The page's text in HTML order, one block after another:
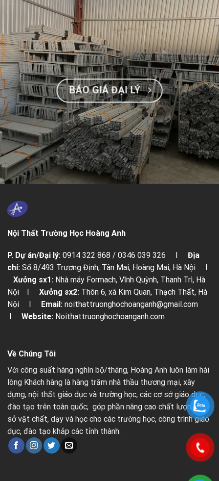
BÁO GIÁ ĐẠI LÝ
Nội Thất Trường Học Hoàng Anh
P. Dự án/Đại lý: 0914 322 868 / 0346 039 326 I Địa
chỉ: Số 8/493 Trương Định, Tân Mai, Hoàng Mai, Hà Nội I
Xưởng sx1: Nhà máy Formach, Vĩnh Quỳnh, Thanh Trì, Hà
Nội I Xưởng sx2: Thôn 6, xã Kim Quan, Thạch Thất, Hà
Nội I
Email: noithattruonghochoanganh@gmail.com
Website: Noithattruonghochoanganh.com
Về Chúng Tôi
Với công suất hàng nghìn bộ/tháng, Hoàng Anh luôn làm hài
lòng Khách hàng là hàng trăm nhà thầu thương mại, xây
dựng, nội thất giáo dục và trường học, các cơ sở giáo dục,
đào tạo trên toàn quốc; góp phần nâng cao chất lượng cơ
sở vật chất, dạy và học cho các trường học, công trình giáo
dục, đào tạo khắp các tỉnh thành.